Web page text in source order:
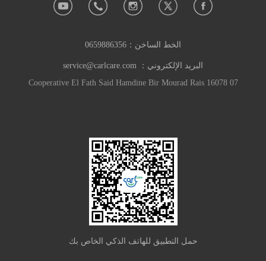
الخط الساخن： 0659886356
البريد الإلكتروني： service@carlcare.com
07 Cooperative El Fath Said Hamdine Bir Mourad Rais 16078
حمل التطبيق للهاتف الذكي الخاص بك